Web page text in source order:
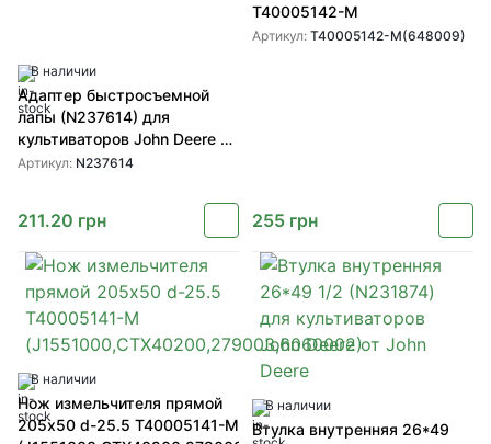
В наличии
Адаптер быстросъемной
лапы (N237614) для
культиваторов John Deere от
John Deere
Артикул: N237614
211.20 грн
T40005142-M
Артикул: T40005142-M(648009)
255 грн
В наличии
Нож измельчителя прямой
205х50 d-25.5 T40005141-M
В наличии
Втулка внутренняя 26*49